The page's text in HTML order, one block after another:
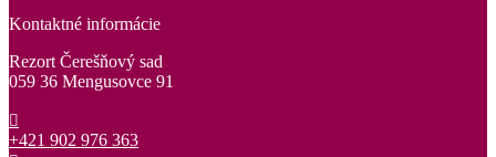
Kontaktné informácie
Rezort Čerešňový sad
059 36 Mengusovce 91
+421 902 976 363